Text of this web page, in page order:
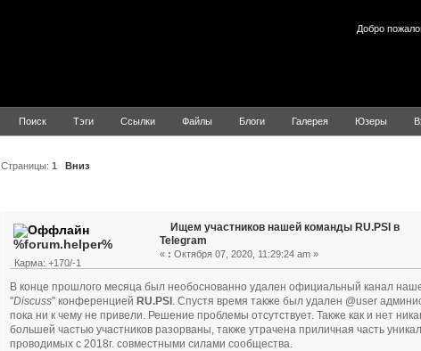
Добро
Поиск Тэги Ссылки Файлы Блоги Галерея Юзеры
Страницы:1 Вниз
%forum.helper%
Карма: +170/-1
Ищем участников нашей команды RU.PSI в
Telegram
« : Октября 07, 2020, 11:29:24 am »
В конце прошлого месяца был необоснованно удален официальный канал
"Discuss" конференцией RU.PSI . Спустя время также был удален @user
пока ни к чему не привели. Решение проблемы отсутствует. Также как и нет
большей частью участников разорваны, также утрачена приличная часть
проводимых с 2018г. совместными силами сообщества.